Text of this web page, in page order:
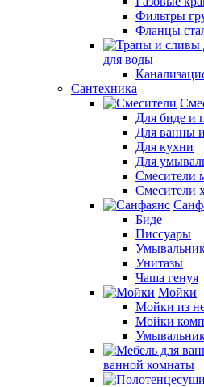
Фильтры
Фланцы
для воды
Сантехника
Для биде и
Для ванны
Для кухни
Для
Смесители
Смесители
Биде
Писсуары
Унитазы
Чаша генуя
Мойки
Мойки из
Мойки
ванной комнаты